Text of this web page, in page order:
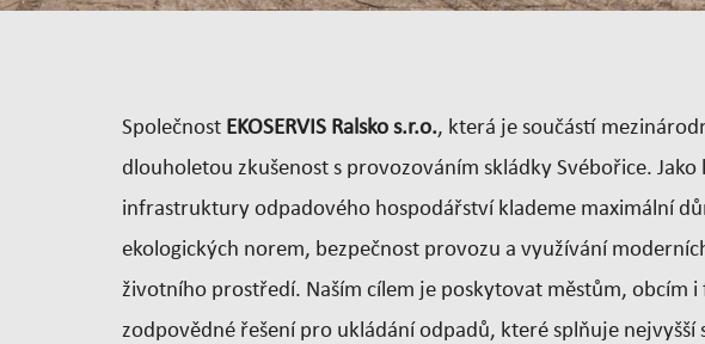
Společnost EKOSERVIS Ralsko s.r.o., která je součástí
dlouholetou zkušenost s provozováním skládky Svébořice.
infrastruktury odpadového hospodářství klademe maximální
ekologických norem, bezpečnost provozu a využívání
životního prostředí. Naším cílem je poskytovat městům, obcím
zodpovědné řešení pro ukládání odpadů, které splňuje